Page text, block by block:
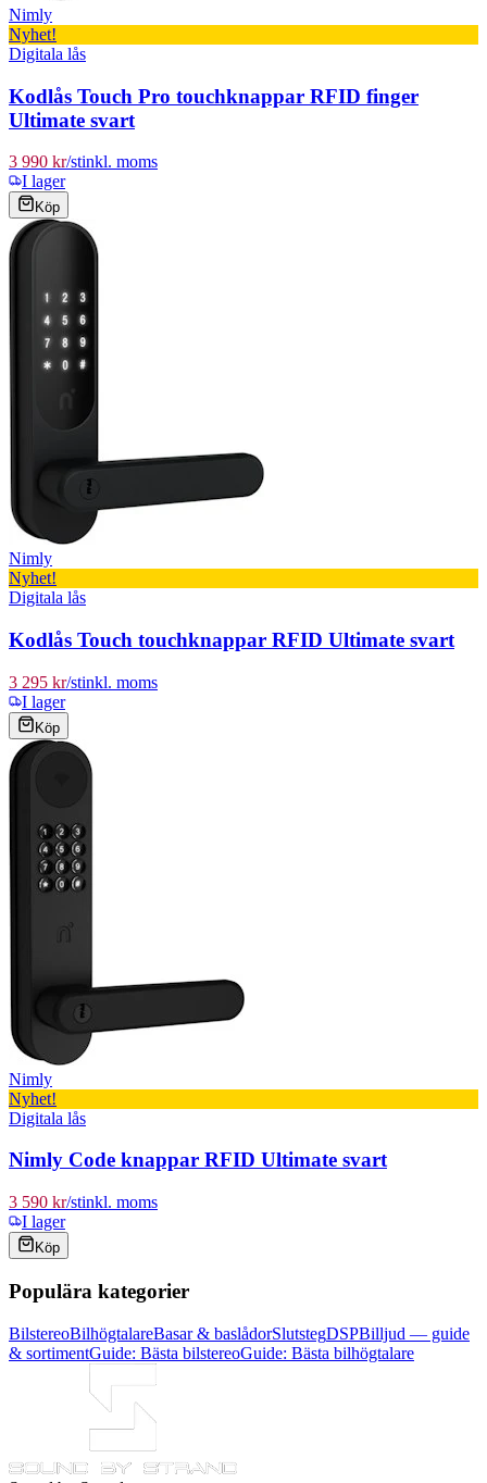
Nimly
Nyhet!
Digitala lås
Kodlås Touch Pro touchknappar RFID finger
Ultimate svart
3 990 kr/stinkl. moms
I lager
Köp
Nimly
Nyhet!
Digitala lås
Kodlås Touch touchknappar RFID Ultimate svart
3 295 kr/stinkl. moms
I lager
Köp
Nimly
Nyhet!
Digitala lås
Nimly Code knappar RFID Ultimate svart
3 590 kr/stinkl. moms
I lager
Köp
Populära kategorier
BilstereoBilhögtalareBasar & baslådorSlutstegDSPBilljud — guide
& sortimentGuide: Bästa bilstereoGuide: Bästa bilhögtalare